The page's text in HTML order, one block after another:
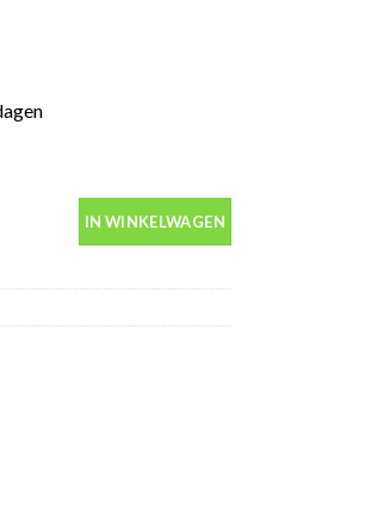
IN WINKELWAGEN